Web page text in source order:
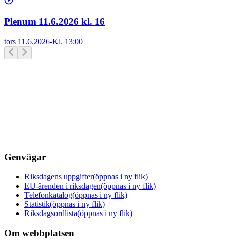
Plenum 11.6.2026 kl. 16
tors 11.6.2026-Kl. 13:00
Genvägar
Riksdagens uppgifter(öppnas i ny flik)
EU-ärenden i riksdagen(öppnas i ny flik)
Telefonkatalog(öppnas i ny flik)
Statistik(öppnas i ny flik)
Riksdagsordlista(öppnas i ny flik)
Om webbplatsen